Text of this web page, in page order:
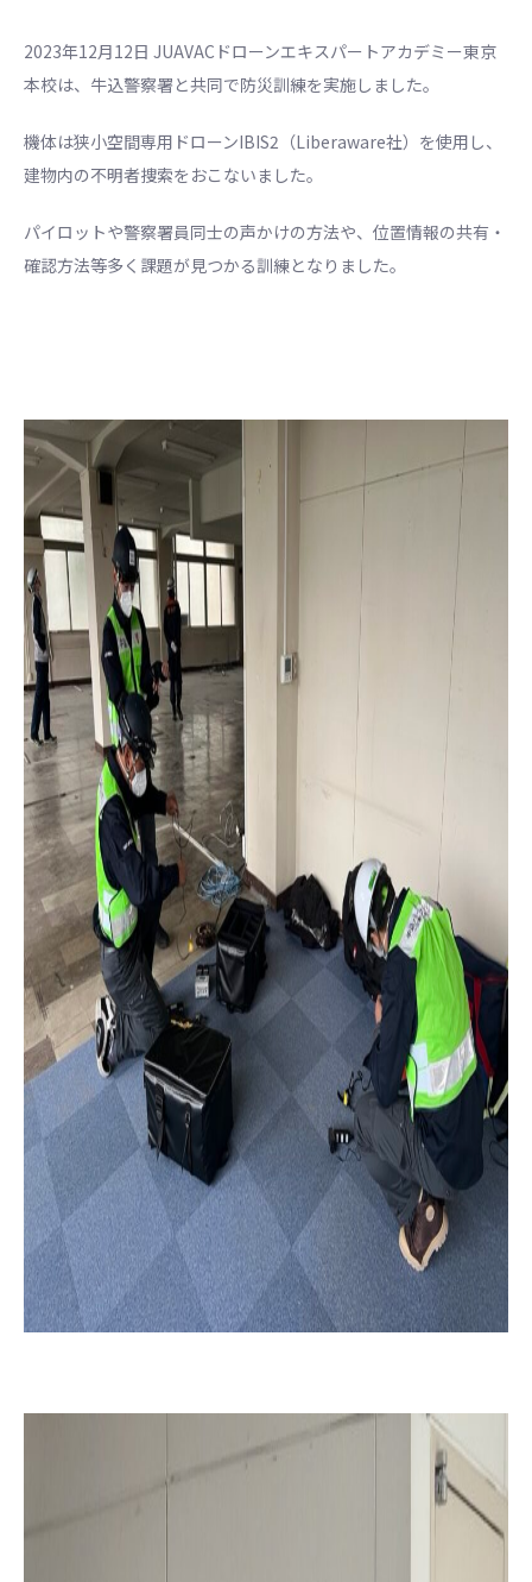
2023年12月12日 JUAVACドローンエキスパートアカデミー東京
本校は、牛込警察署と共同で防災訓練を実施しました。
機体は狭小空間専用ドローンIBIS2（Liberaware社）を使用し、
建物内の不明者捜索をおこないました。
パイロットや警察署員同士の声かけの方法や、位置情報の共有・
確認方法等多く課題が見つかる訓練となりました。